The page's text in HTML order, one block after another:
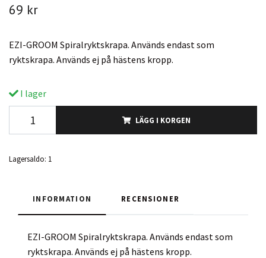
69 kr
EZI-GROOM Spiralryktskrapa. Används endast som
ryktskrapa. Används ej på hästens kropp.
I lager
LÄGG I KORGEN
Lagersaldo: 1
INFORMATION RECENSIONER
EZI-GROOM Spiralryktskrapa. Används endast som
ryktskrapa. Används ej på hästens kropp.